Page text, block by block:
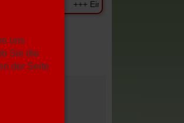
+++ +++ Einzugstermine der Beiträge für
uns
Sie die
der Seite